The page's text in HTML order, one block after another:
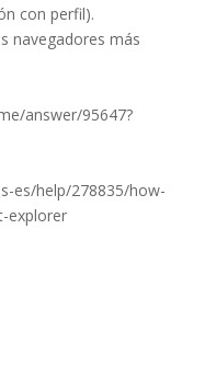
con perfil).
navegadores más
answer/95647?
es/help/278835/how-
explorer